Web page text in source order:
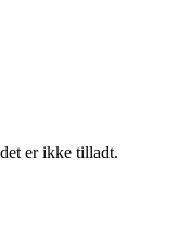
er ikke tilladt.